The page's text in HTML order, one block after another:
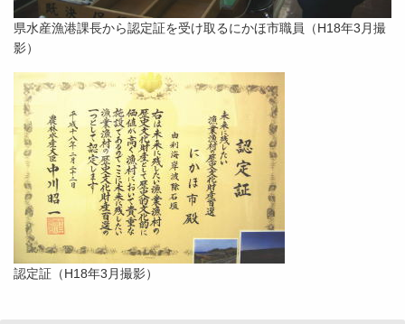
県水産漁港課長から認定証を受け取るにかほ市職員（H18年3月撮
影）
認定証（H18年3月撮影）